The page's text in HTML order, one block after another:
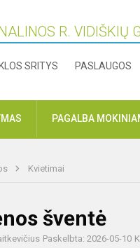
R. VIDIŠKIŲ
SRITYS PASLAUGOS
PAGALBA
Kvietimai
šventė
Paskelbta: 2026-05-10